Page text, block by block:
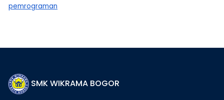
pemrograman
SMK WIKRAMA BOGOR